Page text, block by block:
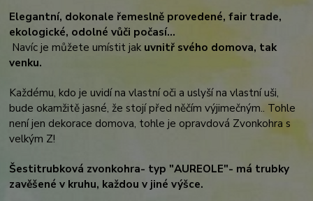
Elegantní, dokonale řemeslně provedené, fair trade,
ekologické, odolné vůči počasí...
Navíc je můžete umístit jak uvnitř svého domova, tak
venku.
Každému, kdo je uvidí na vlastní oči a uslyší na vlastní uši,
bude okamžitě jasné, že stojí před něčím výjimečným.. Tohle
není jen dekorace domova, tohle je opravdová Zvonkohra s
velkým Z!
Šestitrubková zvonkohra- typ "AUREOLE"- má trubky
zavěšené v kruhu, každou v jiné výšce.